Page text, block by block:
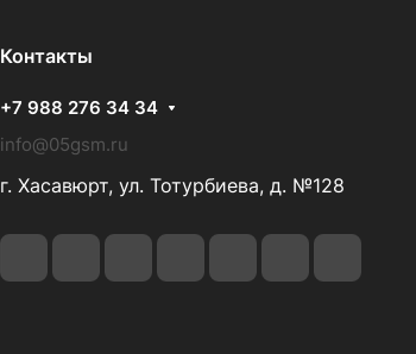
Контакты
+7 988 276 34 34
info@05gsm.ru
г. Хасавюрт, ул. Тотурбиева, д. №128